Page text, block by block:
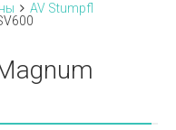
AV Stumpfl